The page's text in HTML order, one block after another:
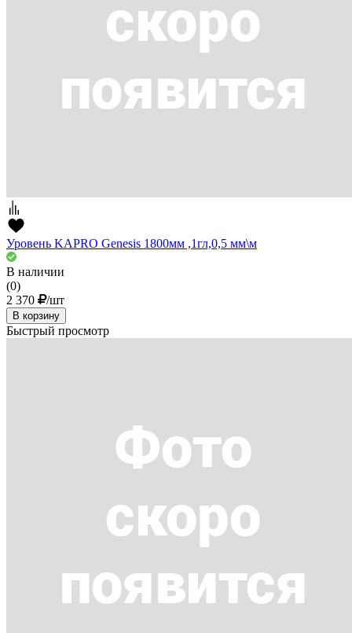
Уровень KAPRO Genesis 1800мм ,1гл,0,5 мм\м
В наличии
(0)
2 370
/шт
В корзину
Быстрый просмотр